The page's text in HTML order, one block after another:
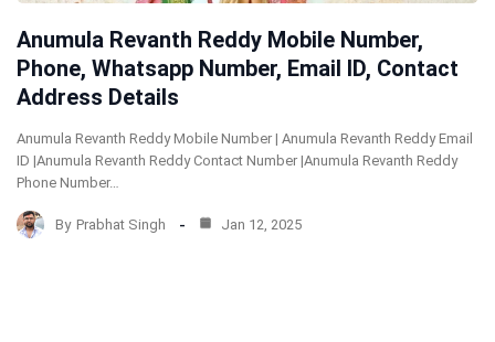
Anumula Revanth Reddy Mobile Number,
Phone, Whatsapp Number, Email ID, Contact
Address Details
Anumula Revanth Reddy Mobile Number | Anumula Revanth Reddy Email
ID |Anumula Revanth Reddy Contact Number |Anumula Revanth Reddy
Phone Number…
By Prabhat Singh Jan 12, 2025